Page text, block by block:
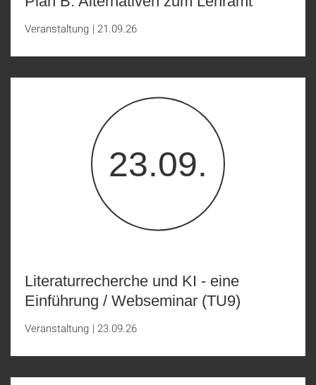
Veranstaltung | 21.09.26
23.09.
Literaturrecherche und KI - eine
Einführung / Webseminar (TU9)
Veranstaltung | 23.09.26